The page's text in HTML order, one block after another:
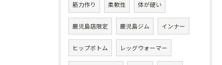
筋力作り 柔軟性 体が硬い
鹿児島店限定 鹿児島ジム インナー
ヒップボトム レッグウォーマー